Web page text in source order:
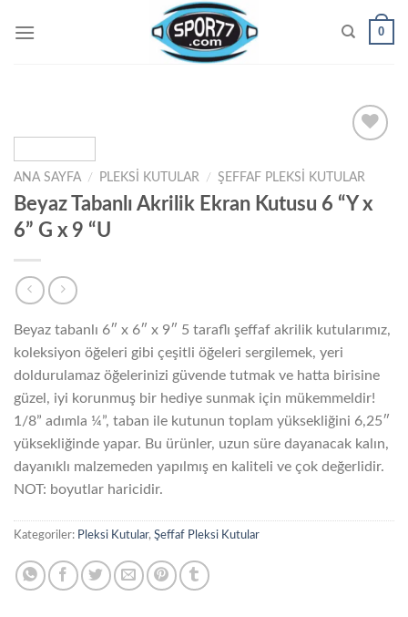
0
wishlist
ANA SAYFA / PLEKSI KUTULAR / ŞEFFAF PLEKSI KUTULAR
Beyaz Tabanlı Akrilik Ekran Kutusu 6 “Y x
6” G x 9 “U
Beyaz tabanlı 6″ x 6″ x 9″ 5 taraflı şeffaf akrilik kutularımız,
koleksiyon öğeleri gibi çeşitli öğeleri sergilemek, yeri
doldurulamaz öğelerinizi güvende tutmak ve hatta birisine
güzel, iyi korunmuş bir hediye sunmak için mükemmeldir!
1/8” adımla ¼”, taban ile kutunun toplam yüksekliğini 6,25″
yüksekliğinde yapar. Bu ürünler, uzun süre dayanacak kalın,
dayanıklı malzemeden yapılmış en kaliteli ve çok değerlidir.
NOT: boyutlar haricidir.
Kategoriler: Pleksi Kutular, Şeffaf Pleksi Kutular